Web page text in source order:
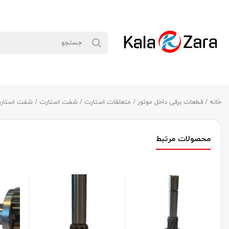
خانه / قطعات برقی داخل موتور / متعلقات استارت / شفت استارت / شفت استارت 405
محصولات مرتبط